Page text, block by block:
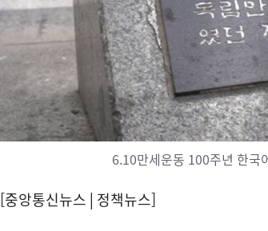
6.10만세운동 100주년 한국
[중앙통신뉴스│정책뉴스]